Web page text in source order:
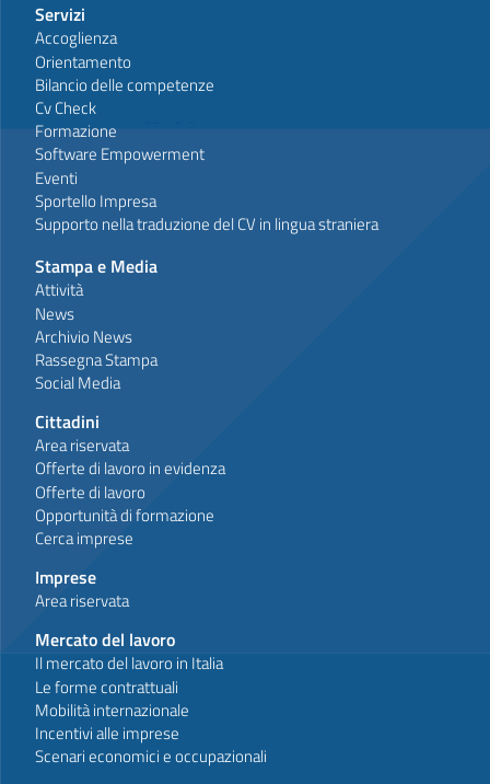
Servizi
Accoglienza
Orientamento
Bilancio delle competenze
Cv Check
Formazione
Software Empowerment
Eventi
Sportello Impresa
Supporto nella traduzione del CV in lingua straniera
Stampa e Media
Attività
News
Archivio News
Rassegna Stampa
Social Media
Cittadini
Area riservata
Offerte di lavoro in evidenza
Offerte di lavoro
Opportunità di formazione
Cerca imprese
Imprese
Area riservata
Mercato del lavoro
Il mercato del lavoro in Italia
Le forme contrattuali
Mobilità internazionale
Incentivi alle imprese
Scenari economici e occupazionali